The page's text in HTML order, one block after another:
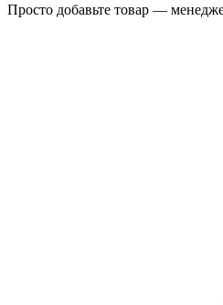
Просто добавьте товар —